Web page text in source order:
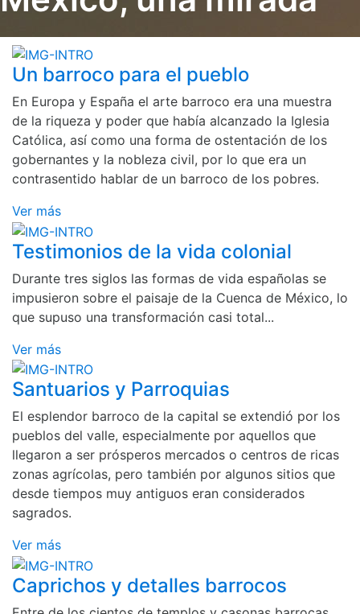
Un barroco para el pueblo
En Europa y España el arte barroco era una muestra
de la riqueza y poder que había alcanzado la Iglesia
Católica, así como una forma de ostentación de los
gobernantes y la nobleza civil, por lo que era un
contrasentido hablar de un barroco de los pobres.
Ver más
Testimonios de la vida colonial
Durante tres siglos las formas de vida españolas se
impusieron sobre el paisaje de la Cuenca de México, lo
que supuso una transformación casi total...
Ver más
Santuarios y Parroquias
El esplendor barroco de la capital se extendió por los
pueblos del valle, especialmente por aquellos que
llegaron a ser prósperos mercados o centros de ricas
zonas agrícolas, pero también por algunos sitios que
desde tiempos muy antiguos eran considerados
sagrados.
Ver más
Caprichos y detalles barrocos